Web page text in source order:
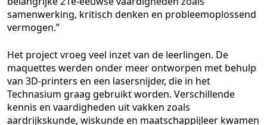
samenwerking, kritisch denken en probleemoplossend
vermogen.”
Het project vroeg veel inzet van de leerlingen. De
maquettes werden onder meer ontworpen met behulp
van 3D-printers en een lasersnijder, die in het
Technasium graag gebruikt worden. Verschillende
kennis en vaardigheden uit vakken zoals
aardrijkskunde, wiskunde en maatschappijleer kwamen